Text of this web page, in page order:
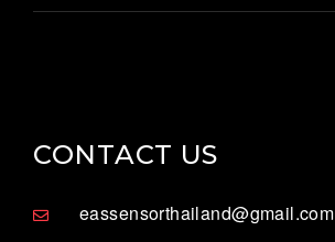
CONTACT US
eassensorthailand@gmail.com